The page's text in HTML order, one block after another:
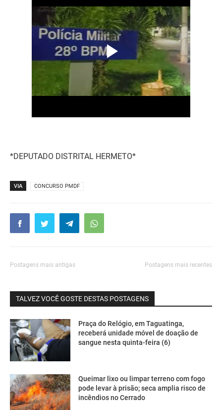
*DEPUTADO DISTRITAL HERMETO*
VIA CONCURSO PMDF
Postagens mais antigas Postagens mais recentes
TALVEZ VOCÊ GOSTE DESTAS POSTAGENS
Praça do Relógio, em Taguatinga,
receberá unidade móvel de doação de
sangue nesta quinta-feira (6)
Queimar lixo ou limpar terreno com fogo
pode levar à prisão; seca amplia risco de
incêndios no Cerrado